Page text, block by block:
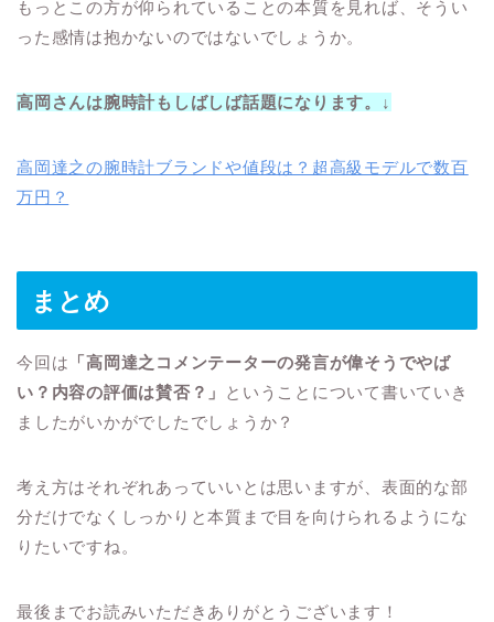
もっとこの方が仰られていることの本質を見れば、そうい
った感情は抱かないのではないでしょうか。
高岡さんは腕時計もしばしば話題になります。↓
高岡達之の腕時計ブランドや値段は？超高級モデルで数百
万円？
まとめ
今回は 「高岡達之コメンテーターの発言が偉そうでやば
い？内容の評価は賛否？」
ということについて書いていき
ましたがいかがでしたでしょうか？
考え方はそれぞれあっていいとは思いますが、表面的な部
分だけでなくしっかりと本質まで目を向けられるようにな
りたいですね。
最後までお読みいただきありがとうございます！